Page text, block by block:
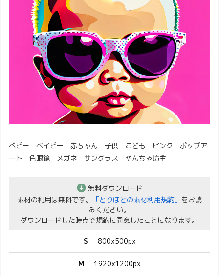
ベビー ベイビー 赤ちゃん 子供 こども ピンク ポップア
ート 色眼鏡 メガネ サングラス やんちゃ坊主
無料ダウンロード
素材の利用は無料です。
「とりほとの素材利用規約」 をお読
みください。
ダウンロードした時点で規約に同意したことになります。
S 800x500px
M 1920x1200px